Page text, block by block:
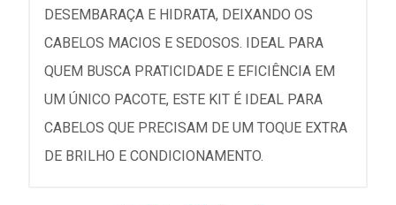
DESEMBARAÇA E HIDRATA, DEIXANDO OS
CABELOS MACIOS E SEDOSOS. IDEAL PARA
QUEM BUSCA PRATICIDADE E EFICIÊNCIA EM
UM ÚNICO PACOTE, ESTE KIT É IDEAL PARA
CABELOS QUE PRECISAM DE UM TOQUE EXTRA
DE BRILHO E CONDICIONAMENTO.